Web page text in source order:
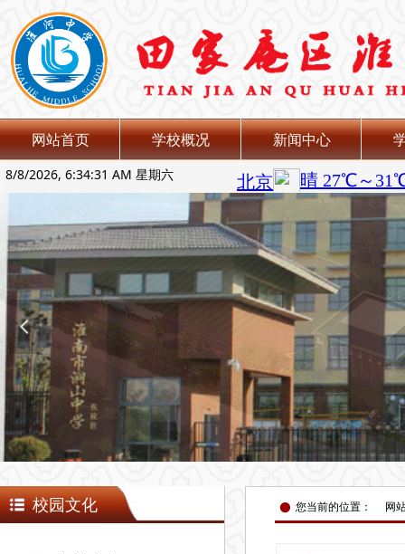
8/8/2026, 6:34:32 AM 星期六
网站首页 学校概况 新闻中心
넳
校园文化 网
您当前的位置：
넸